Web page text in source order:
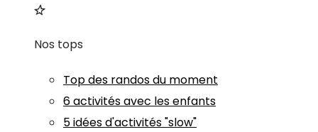
Nos tops
Top des randos du moment
6 activités avec les enfants
5 idées d'activités "slow"